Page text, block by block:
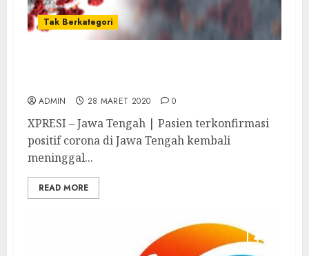
Tak Berkategori
ADMIN 28 MARET 2020 0
XPRESI – Jawa Tengah | Pasien terkonfirmasi
positif corona di Jawa Tengah kembali
meninggal...
READ MORE